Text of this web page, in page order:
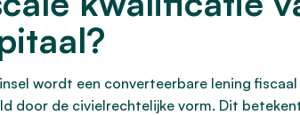
wordt een converteerbare lening
door de civielrechtelijke vorm. Dit